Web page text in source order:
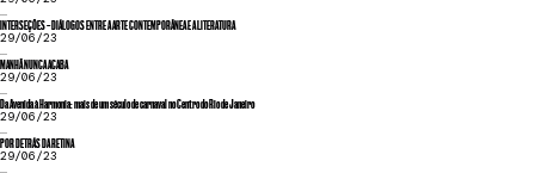
...
INTERSEÇÕES – DIÁLOGOS ENTRE A ARTE CONTEMPORÂNEA E A LITERATURA
29/06/23
...
MANHÃ NUNCA ACABA
29/06/23
...
Da Avenida à Harmonia: mais de um século de carnaval no Centro do Rio de Janeiro
29/06/23
...
POR DETRÁS DA RETINA
29/06/23
...